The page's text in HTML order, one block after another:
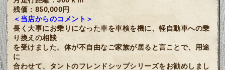
残価：850,000円
＜当店からのコメント＞
長く大事にお乗りになった車を車検を機に、軽自動車への乗
り換えの相談
を受けました。体が不自由なご家族が居ると言ことで、用途
に
合わせて、タントのフレンドシップシリーズをお勧めしまし